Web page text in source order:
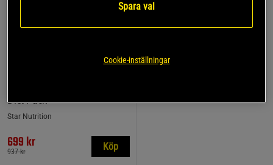
Diet Pack
Star Nutrition
699 kr
937 kr Köp
Spara val
Cookie-inställningar